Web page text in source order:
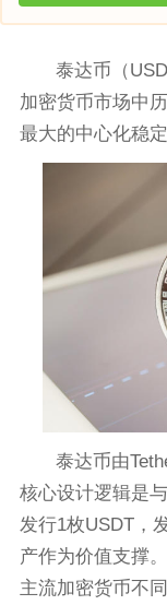
泰达币（
加密货币市场中
最大的中心化稳定
泰达币由
核心设计逻辑是
发行1枚USDT，
产作为价值支撑
主流加密货币不